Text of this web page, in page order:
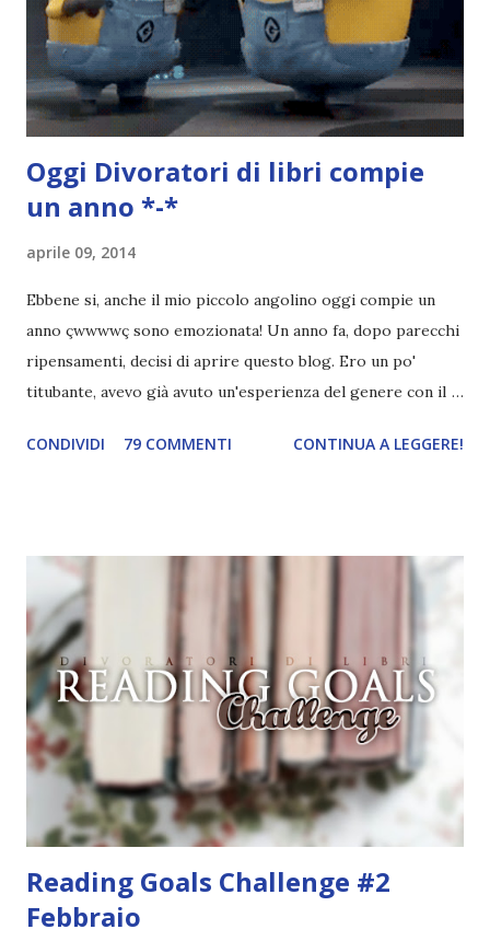
coprendoti gli occhi. È bellissimo, forte, e assolutamente
terrificante. Non mi vede neppure. Ma io l'ho notato. L'ho
visto, l'ho sentito. Le cose che ha fatto, i misfatti ch...
Oggi Divoratori di libri compie
un anno *-*
aprile 09, 2014
Ebbene si, anche il mio piccolo angolino oggi compie un
anno çwwwwç sono emozionata! Un anno fa, dopo parecchi
ripensamenti, decisi di aprire questo blog. Ero un po'
titubante, avevo già avuto un'esperienza del genere con il
nuovo significava avere pazienza, pazienza e ancora
mezza. Anche la paura che non mi cagasse nessuno c'è
sempre stata, eh. Eppure alla fine mi decisi. Dovevo
pensare ad un nome originale e che ovviamente non fosse
già stato usato. Le prime parole che mi vennero in mente
furono " Divoratori di libri ". Controllai se fosse già stato
utilizzato e, quando vidi che non esistevano blog con lo
stesso nome, lo creai. Non ho mai avuto altri ripensamenti,
questo mi piacque sin da subito e ancora oggi sono fiera di
questa...
CONDIVIDI 79 COMMENTI CONTINUA A LEGGERE!
Reading Goals Challenge #2
Febbraio